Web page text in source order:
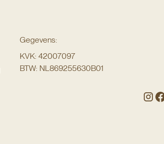
Gegevens:
KVK: 42007097
BTW: NL869255630B01